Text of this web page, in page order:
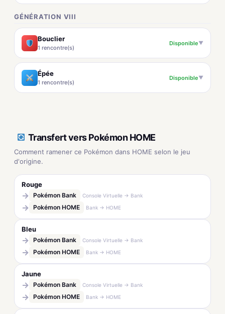
GÉNÉRATION VIII
Bouclier
1 rencontre(s)
Disponible▼
Épée
1 rencontre(s)
Disponible▼
Transfert vers Pokémon HOME
Comment ramener ce Pokémon dans HOME selon le jeu
d'origine.
Rouge
→ Pokémon Bank Console Virtuelle → Bank
→ Pokémon HOME Bank → HOME
Bleu
→ Pokémon Bank Console Virtuelle → Bank
→ Pokémon HOME Bank → HOME
Jaune
→ Pokémon Bank Console Virtuelle → Bank
→ Pokémon HOME Bank → HOME